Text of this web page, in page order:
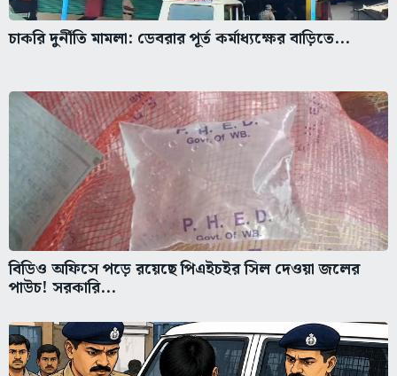
চাকরি দুর্নীতি মামলা: ডেবরার পূর্ত কর্মাধ্যক্ষের বাড়িতে...
বিডিও অফিসে পড়ে রয়েছে পিএইচইর সিল দেওয়া জলের
পাউচ! সরকারি...